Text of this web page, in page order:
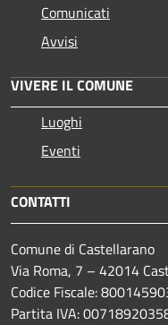
Comunicati
Avvisi
VIVERE IL COMUNE
Luoghi
Eventi
CONTATTI
Comune di Castellarano
Via Roma, 7 – 42014
Codice Fiscale:
Partita IVA: